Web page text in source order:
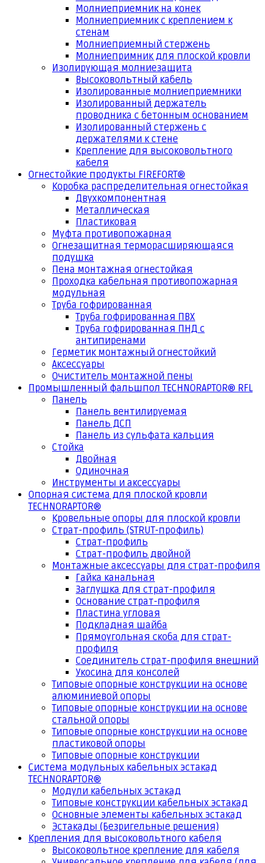
Молниеприемник на конек
Молниеприемник с креплением к
стенам
Молниеприемный стержень
Молниепримник для плоской кровли
Изолирующая молниезащита
Высоковольтный кабель
Изолированные молниеприемники
Изолированный держатель
проводника с бетонным основанием
Изолированный стержень с
держателями к стене
Крепление для высоковольтного
кабеля
Огнестойкие продукты FIREFORT®
Коробка распределительная огнестойкая
Двухкомпонентная
Металлическая
Пластиковая
Муфта противопожарная
Огнезащитная терморасширяющаяся
подушка
Пена монтажная огнестойкая
Проходка кабельная противопожарная
модульная
Труба гофрированная
Труба гофрированная ПВХ
Труба гофрированная ПНД с
антипиренами
Герметик монтажный огнестойкий
Аксессуары
Очиститель монтажной пены
Промышленный фальшпол TECHNORAPTOR® RFL
Панель
Панель вентилируемая
Панель ДСП
Панель из сульфата кальция
Стойка
Двойная
Одиночная
Инструменты и аксессуары
Опорная система для плоской кровли
TECHNORAPTOR®
Кровельные опоры для плоской кровли
Страт-профиль (STRUT-профиль)
Страт-профиль
Страт-профиль двойной
Монтажные аксессуары для страт-профиля
Гайка канальная
Заглушка для страт-профиля
Основание страт-профиля
Пластина угловая
Подкладная шайба
Прямоугольная скоба для страт-
профиля
Соединитель страт-профиля внешний
Укосина для консолей
Типовые опорные конструкции на основе
алюминиевой опоры
Типовые опорные конструкции на основе
стальной опоры
Типовые опорные конструкции на основе
пластиковой опоры
Типовые опорные конструкции
Система модульных кабельных эстакад
TECHNORAPTOR®
Модули кабельных эстакад
Типовые конструкции кабельных эстакад
Основные элементы кабельных эстакад
Эстакады (Безригельные решения)
Крепления для высоковольтного кабеля
Высоковольтное крепление для кабеля